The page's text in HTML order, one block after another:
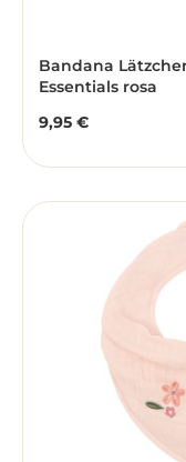
Bandana
Essentials rosa
Regulärer Preis:
9,95 €